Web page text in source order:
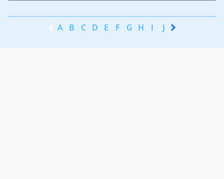
A B C D E F G H I J K